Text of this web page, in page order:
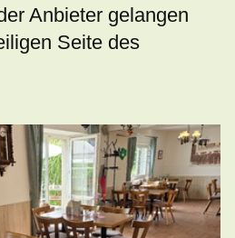
Anbieter gelangen
Seite des